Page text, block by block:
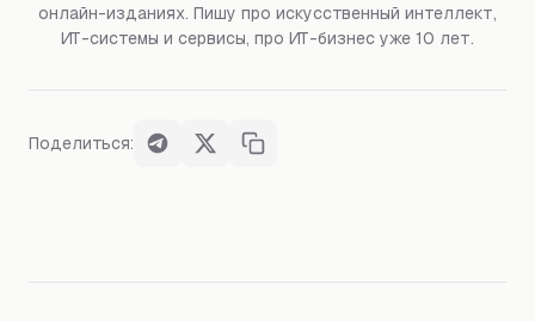
онлайн-изданиях. Пишу про искусственный интеллект,
ИТ-системы и сервисы, про ИТ-бизнес уже 10 лет.
Поделиться: